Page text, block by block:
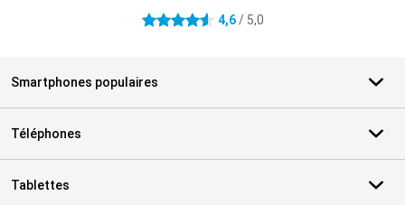
4.6 étoiles 4,6/ 5,0
Smartphones populaires
Téléphones
Tablettes